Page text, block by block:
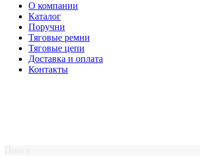
О компании
Каталог
Поручни
Тяговые ремни
Тяговые цепи
Доставка и оплата
Контакты